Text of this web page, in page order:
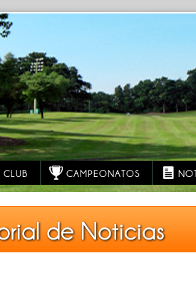
CLUB CAMPEONATOS
de Noticias